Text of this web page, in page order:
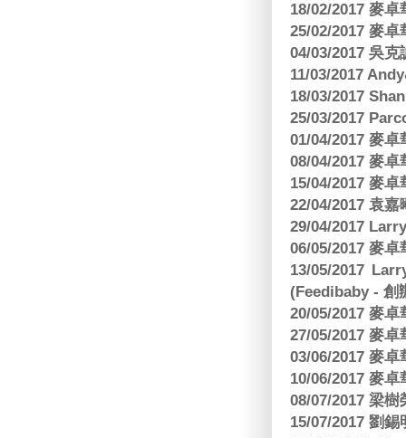
18/02/2017 麥
25/02/2017 麥
04/03/2017 吳
11/03/2017
18/03/2017
25/03/2017
01/04/2017 麥
08/04/2017 麥
15/04/2017 麥
22/04/2017 袁
29/04/2017
06/05/2017 麥
13/05/2017
(Feedibaby - 創
20/05/2017 麥
27/05/2017 麥
03/06/2017 麥
10/06/2017 麥
08/07/2017 梁
15/07/2017 劉